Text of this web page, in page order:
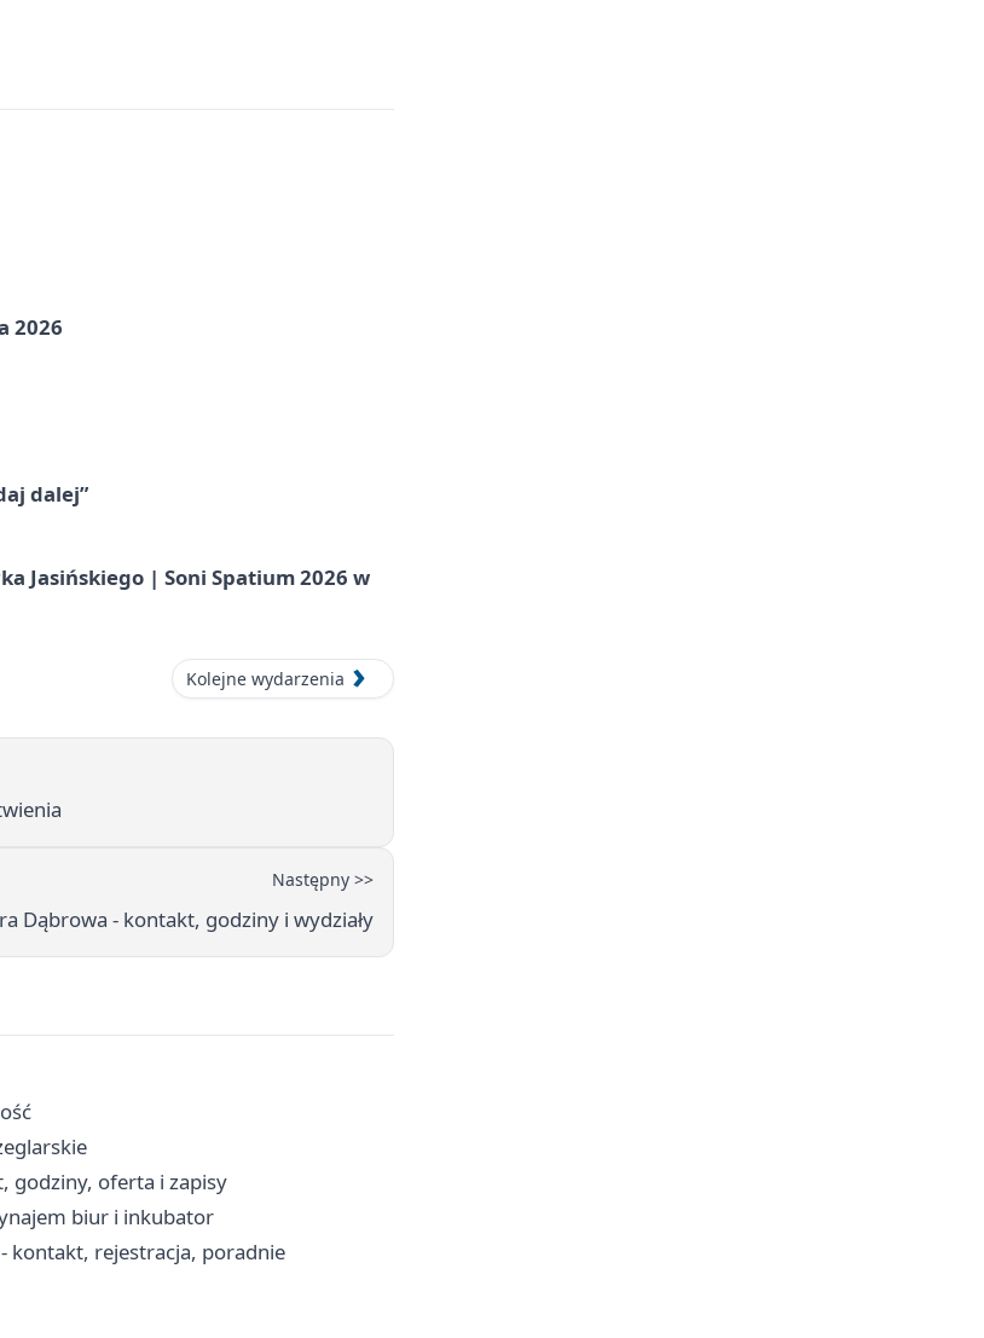
2026
dalej”
Jasińskiego | Soni Spatium 2026 w
Kolejne wydarzenia
Następny >>
Dąbrowa - kontakt, godziny i wydziały
godziny, oferta i zapisy
biur i inkubator
kontakt, rejestracja, poradnie